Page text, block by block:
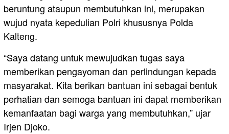
beruntung ataupun membutuhkan ini, merupakan
wujud nyata kepedulian Polri khususnya Polda
Kalteng.
“Saya datang untuk mewujudkan tugas saya
memberikan pengayoman dan perlindungan kepada
masyarakat. Kita berikan bantuan ini sebagai bentuk
perhatian dan semoga bantuan ini dapat memberikan
kemanfaatan bagi warga yang membutuhkan,” ujar
Irjen Djoko.